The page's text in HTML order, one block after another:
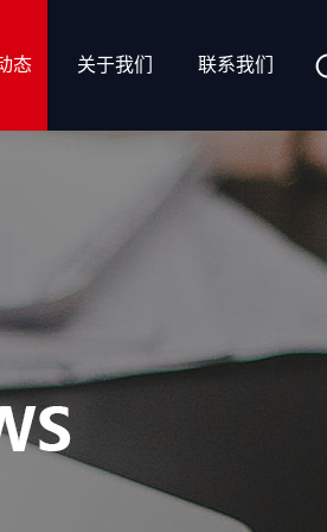
态 关于我们 联系我们